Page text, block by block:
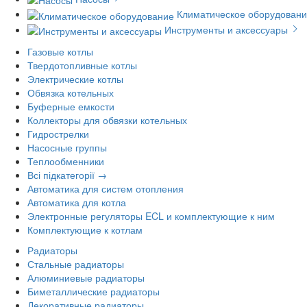
Климатическое
Инструменты и аксессуары
Газовые котлы
Твердотопливные котлы
Электрические котлы
Обвязка котельных
Буферные емкости
Коллекторы для обвязки котельных
Гидрострелки
Насосные группы
Теплообменники
Всі підкатегорії →
Автоматика для систем отопления
Автоматика для котла
Электронные регуляторы ECL и комплектующие к ним
Комплектующие к котлам
Радиаторы
Стальные радиаторы
Алюминиевые радиаторы
Биметаллические радиаторы